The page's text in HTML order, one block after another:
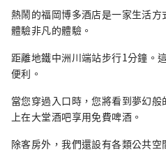
熱鬧的福岡博多酒店是一家生活
體驗非凡的體驗。
距離地鐵中洲川端站步行1分鐘。
便利。
當您穿過入口時，您將看到夢幻
上在大堂酒吧享用免費啤酒。
除客房外，我們還設有各類公共